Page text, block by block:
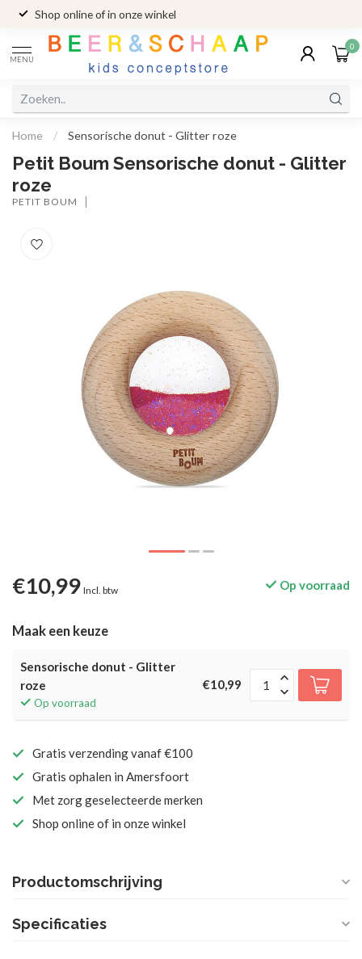
Shop online of in onze winkel
MENU
0
Home / Sensorische donut - Glitter roze
Petit Boum Sensorische donut - Glitter
roze
PETIT BOUM
€10,99 Incl. btw Op voorraad
Maak een keuze
Sensorische donut - Glitter
roze
Op voorraad
€10,99
Gratis verzending vanaf €100
Gratis ophalen in Amersfoort
Met zorg geselecteerde merken
Shop online of in onze winkel
Productomschrijving
Specificaties